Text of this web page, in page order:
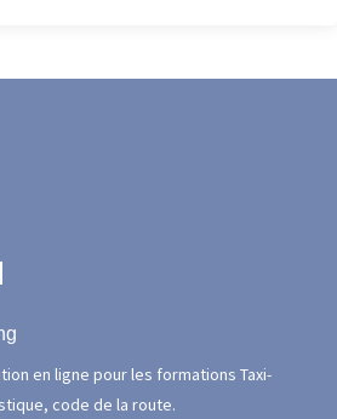
en ligne pour les formations Taxi-
code de la route.